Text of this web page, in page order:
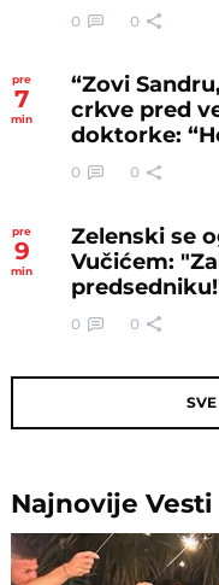
0 0
pre
7
min
“Zovi
crkve pred
doktorke:
0 0
pre
9
min
Zelenski se
Vučićem:
0 0
NajnovijeVesti